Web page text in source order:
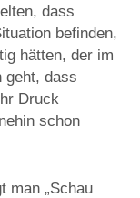
dass
befinden,
hätten, der im
geht, dass
Druck
schon
man „Schau